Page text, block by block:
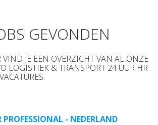
GEVONDEN
VIND JE EEN OVERZICHT VAN AL ONZE
LOGISTIEK & TRANSPORT 24 UUR HR
- NEDERLAND